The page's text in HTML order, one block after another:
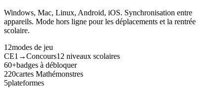
Windows, Mac, Linux, Android, iOS. Synchronisation entre
appareils. Mode hors ligne pour les déplacements et la rentrée
scolaire.
12modes de jeu
CE1→Concours12 niveaux scolaires
60+badges à débloquer
220cartes Mathémonstres
5plateformes